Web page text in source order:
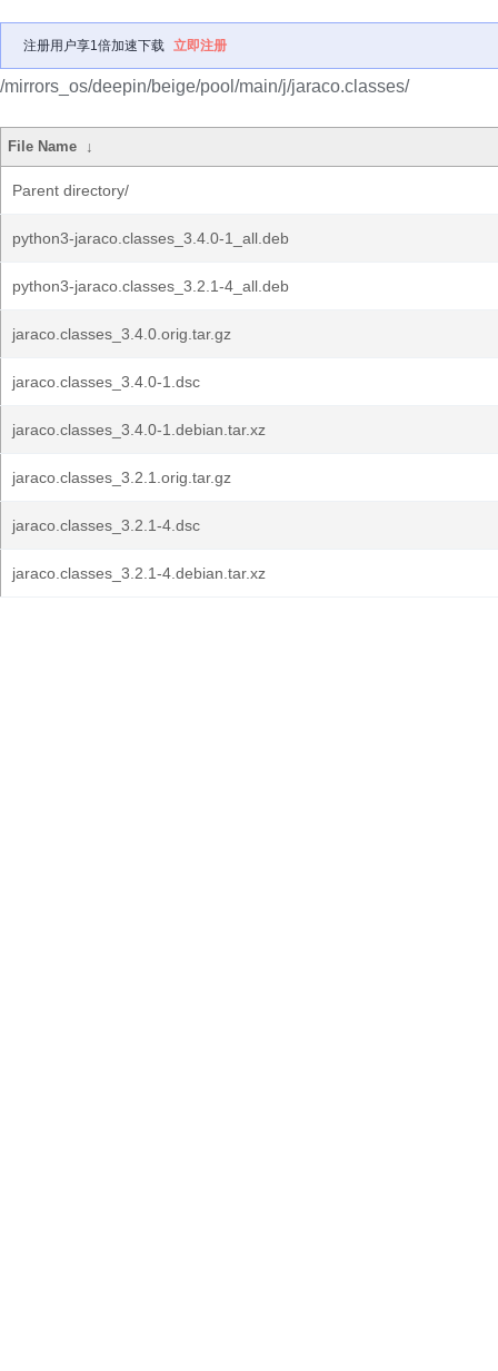
注册用户享1倍加速下载 立即注册
/mirrors_os/deepin/beige/pool/main/j/jaraco.classes/
File Name ↓
Parent directory/
python3-jaraco.classes_3.4.0-1_all.deb
python3-jaraco.classes_3.2.1-4_all.deb
jaraco.classes_3.4.0.orig.tar.gz
jaraco.classes_3.4.0-1.dsc
jaraco.classes_3.4.0-1.debian.tar.xz
jaraco.classes_3.2.1.orig.tar.gz
jaraco.classes_3.2.1-4.dsc
jaraco.classes_3.2.1-4.debian.tar.xz